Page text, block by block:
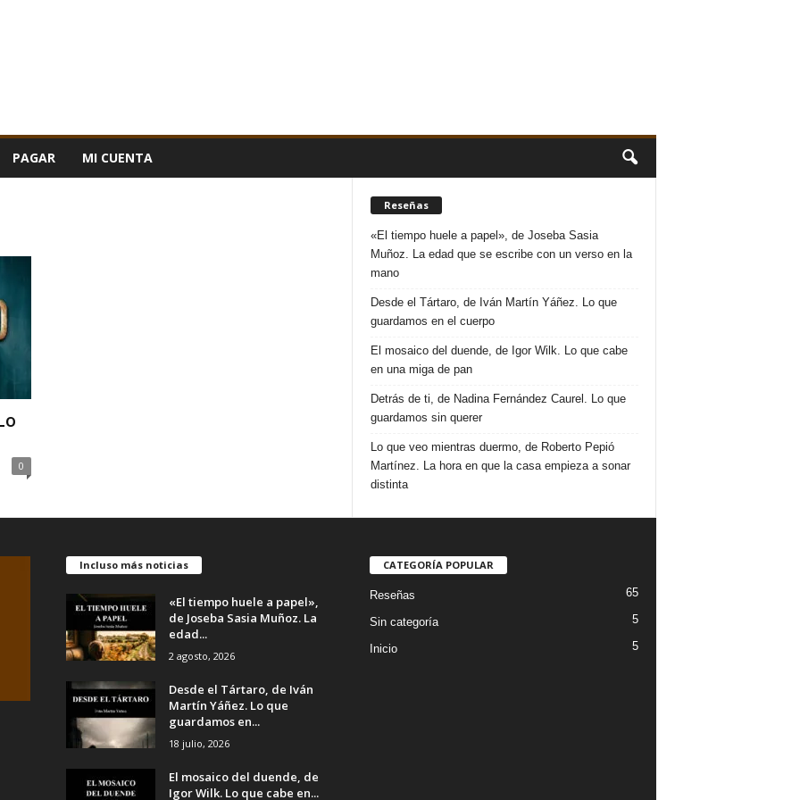
PAGAR MI CUENTA
0
Reseñas
«El tiempo huele a papel», de Joseba Sasia
Muñoz. La edad que se escribe con un verso en la
mano
Desde el Tártaro, de Iván Martín Yáñez. Lo que
guardamos en el cuerpo
El mosaico del duende, de Igor Wilk. Lo que cabe
en una miga de pan
Detrás de ti, de Nadina Fernández Caurel. Lo que
guardamos sin querer
Lo que veo mientras duermo, de Roberto Pepió
Martínez. La hora en que la casa empieza a sonar
distinta
Incluso más noticias
«El tiempo huele a papel»,
de Joseba Sasia Muñoz. La
edad...
2 agosto, 2026
Desde el Tártaro, de Iván
Martín Yáñez. Lo que
guardamos en...
18 julio, 2026
El mosaico del duende, de
Igor Wilk. Lo que cabe en...
CATEGORÍA POPULAR
Reseñas 65
Sin categoría 5
Inicio 5